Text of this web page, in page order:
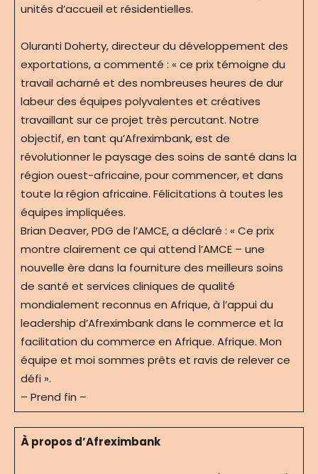
unités d’accueil et résidentielles.
Oluranti Doherty, directeur du développement des
exportations, a commenté : « ce prix témoigne du
travail acharné et des nombreuses heures de dur
labeur des équipes polyvalentes et créatives
travaillant sur ce projet très percutant. Notre
objectif, en tant qu’Afreximbank, est de
révolutionner le paysage des soins de santé dans la
région ouest-africaine, pour commencer, et dans
toute la région africaine. Félicitations à toutes les
équipes impliquées.
Brian Deaver, PDG de l’AMCE, a déclaré : « Ce prix
montre clairement ce qui attend l’AMCE – une
nouvelle ère dans la fourniture des meilleurs soins
de santé et services cliniques de qualité
mondialement reconnus en Afrique, à l’appui du
leadership d’Afreximbank dans le commerce et la
facilitation du commerce en Afrique. Afrique. Mon
équipe et moi sommes prêts et ravis de relever ce
défi ».
– Prend fin –
À propos d’Afreximbank